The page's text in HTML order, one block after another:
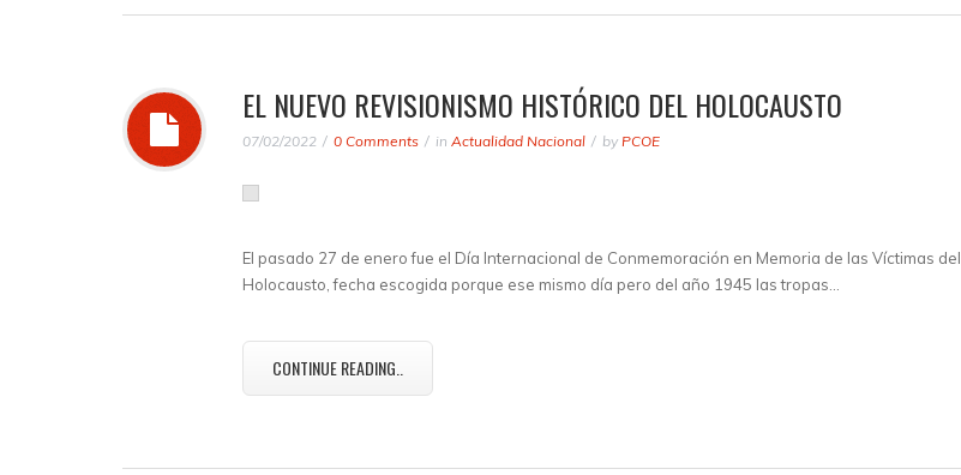
EL NUEVO REVISIONISMO HISTÓRICO DEL HOLOCAUSTO
07/02/2022 0 Comments in Actualidad Nacional by PCOE
El pasado 27 de enero fue el Día Internacional de Conmemoración en Memoria de las Víctimas del
Holocausto, fecha escogida porque ese mismo día pero del año 1945 las tropas…
CONTINUE READING..